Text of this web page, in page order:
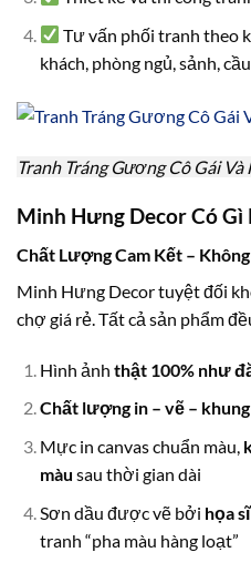
Tư vấn phối tranh theo
khách, phòng ngủ, sảnh,
Tranh Tráng Gương Cô Gái
Minh Hưng Decor Có Gì
Chất Lượng Cam Kết –
Minh Hưng Decor tuyệt đối
chợ giá rẻ. Tất cả sản phẩm
Hình ảnh thật 100% như
Chất lượng in – vẽ –
Mực in canvas chuẩn màu,
màu sau thời gian dài
Sơn dầu được vẽ bởi họa
tranh “pha màu hàng loạt”